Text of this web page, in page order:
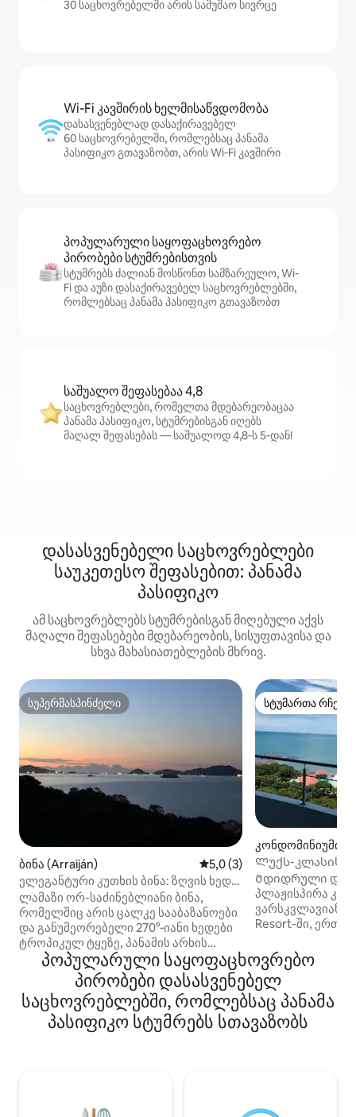
30 საცხოვრებელში არის სამუშაო სივრცე
Wi‑Fi კავშირის ხელმისაწვდომობა
დასასვენებლად დასაქირავებელ
60 საცხოვრებელში, რომლებსაც პანამა
პასიფიკო გთავაზობთ, არის Wi‑Fi კავშირი
პოპულარული საყოფაცხოვრებო
პირობები სტუმრებისთვის
სტუმრებს ძალიან მოსწონთ სამზარეულო, Wi-
Fi და აუზი დასაქირავებელ საცხოვრებლებში,
რომლებსაც პანამა პასიფიკო გთავაზობთ
საშუალო შეფასებაა 4,8
საცხოვრებლები, რომელთა მდებარეობაცაა
პანამა პასიფიკო, სტუმრებისგან იღებს
მაღალ შეფასებას — საშუალოდ 4,8‑ს 5‑დან!
დასასვენებელი საცხოვრებლები
საუკეთესო შეფასებით: პანამა
პასიფიკო
ამ საცხოვრებლებს სტუმრებისგან მიღებული აქვს
მაღალი შეფასებები მდებარეობის, სისუფთავისა და
სხვა მახასიათებლების მხრივ.
სუპერმასპინძელი
სუპერმასპინძელი
ბინა (Arraiján) საშუალო შეფასებაა
5,0 (3)
ელეგანტური კუთხის ბინა: ზღვის ხედი
მე‑19 სართულიდან
ლამაზი ორ-საძინებლიანი ბინა,
რომელშიც არის ცალკე სააბაზანოები
და განუმეორებელი 270°‑იანი ხედები
ტროპიკულ ტყეზე, პანამის არხის
შესასვლელზე და წყნარ ოკეანეზე.
დაისვენეთ ამ საოცნებო სახლში და
ისარგებლეთ Casa Bonita‑ს
საყოფაცხოვრებო პირობებით,
როგორიცაა საუნა, სათამაშო ოთახი,
საცურაო აუზი, სადღეღამისო
სამზარეულოთი, მიკროტალღური
სტუმართა
სტუმართა
კონდომინიუმი
Ლუქს-კლასის
ბონიტა პანამა
Მდიდრული და
პლაჟისპირა
ვარსკვლავიან
Resort-ში,
პლაჟით, ისე
ტროპიკული
წყნარი
კურორტის
Სახურავის
პოპულარული საყოფაცხოვრებო
პირობები დასასვენებელ
საცხოვრებლებში, რომლებსაც პანამა
პასიფიკო სტუმრებს სთავაზობს